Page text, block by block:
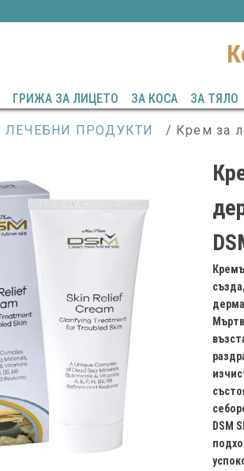
ГРИЖА ЗА ЛИЦЕТО ЗА КОСА ЗА ТЯЛО
ЛЕЧЕБНИ ПРОДУКТИ / Крем за
DSM